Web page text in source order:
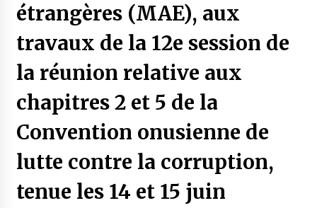
étrangères (MAE), aux
travaux de la 12e session de
la réunion relative aux
chapitres 2 et 5 de la
Convention onusienne de
lutte contre la corruption,
tenue les 14 et 15 juin